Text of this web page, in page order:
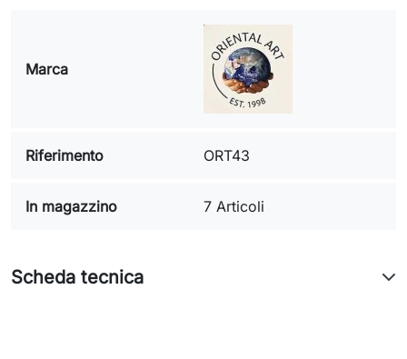
Marca
Riferimento ORT43
In magazzino 7 Articoli
Scheda tecnica